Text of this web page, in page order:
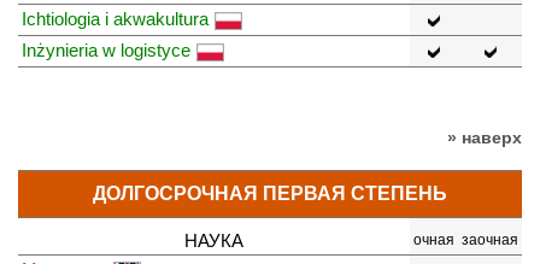
Ichtiologia i akwakultura
Inżynieria w logistyce
» наверх
ДОЛГОСРОЧНАЯ ПЕРВАЯ СТЕПЕНЬ
НАУКА очная заочная